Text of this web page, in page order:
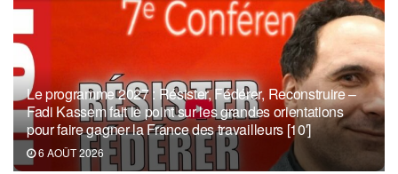
Le programme 2027 : Résister, Fédérer, Reconstruire –
Fadi Kassem fait le point sur les grandes orientations
pour faire gagner la France des travailleurs [10′]
6 AOÛT 2026